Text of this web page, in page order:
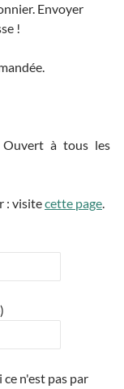
Envoyer
!
à tous les
: visitecette page.
n'est pas par